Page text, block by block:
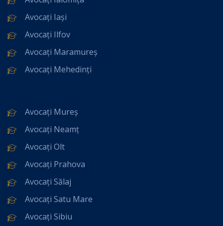
Avocați Iași
Avocați Ilfov
Avocați Maramureș
Avocați Mehedinți
Avocați Mureș
Avocați Neamț
Avocați Olt
Avocați Prahova
Avocați Sălaj
Avocați Satu Mare
Avocați Sibiu